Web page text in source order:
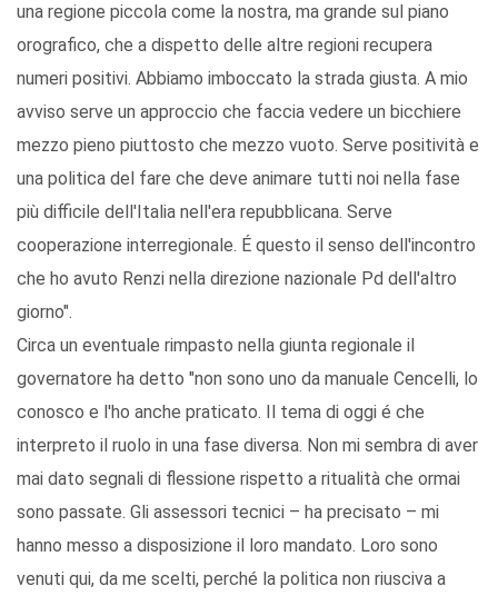
una regione piccola come la nostra, ma grande sul piano
orografico, che a dispetto delle altre regioni recupera
numeri positivi. Abbiamo imboccato la strada giusta. A mio
avviso serve un approccio che faccia vedere un bicchiere
mezzo pieno piuttosto che mezzo vuoto. Serve positività e
una politica del fare che deve animare tutti noi nella fase
più difficile dell'Italia nell'era repubblicana. Serve
cooperazione interregionale. É questo il senso dell'incontro
che ho avuto Renzi nella direzione nazionale Pd dell'altro
giorno".
Circa un eventuale rimpasto nella giunta regionale il
governatore ha detto "non sono uno da manuale Cencelli, lo
conosco e l'ho anche praticato. Il tema di oggi é che
interpreto il ruolo in una fase diversa. Non mi sembra di aver
mai dato segnali di flessione rispetto a ritualità che ormai
sono passate. Gli assessori tecnici – ha precisato – mi
hanno messo a disposizione il loro mandato. Loro sono
venuti qui, da me scelti, perché la politica non riusciva a